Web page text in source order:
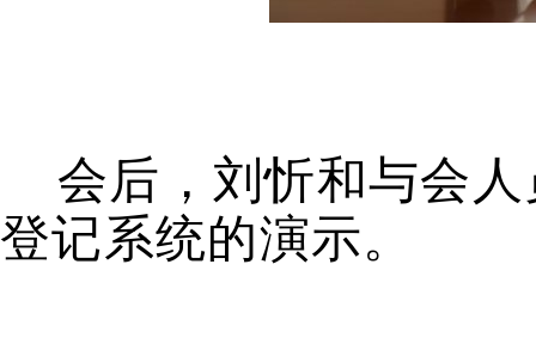
会后，刘忻和与会
登记系统的演示。